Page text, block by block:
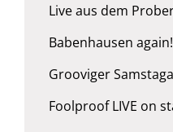
Live aus dem
Babenhausen again!
Grooviger
Foolproof LIVE on